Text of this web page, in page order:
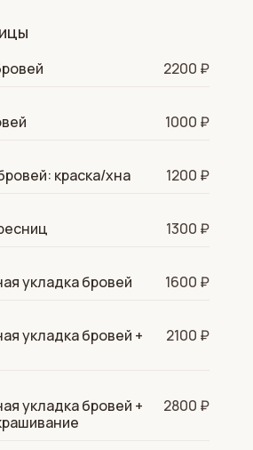
2200 ₽
1000 ₽
краска/хна 1200 ₽
1300 ₽
укладка бровей 1600 ₽
укладка бровей +
2100 ₽
укладка бровей +
2800 ₽